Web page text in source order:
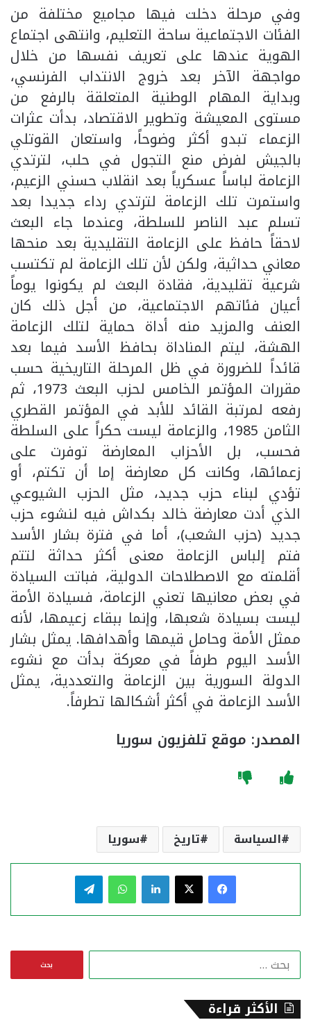
وفي مرحلة دخلت فيها مجاميع مختلفة من
الفئات الاجتماعية ساحة التعليم، وانتهى اجتماع
الهوية عندها على تعريف نفسها من خلال
مواجهة الآخر بعد خروج الانتداب الفرنسي،
وبداية المهام الوطنية المتعلقة بالرفع من
مستوى المعيشة وتطوير الاقتصاد، بدأت عثرات
الزعماء تبدو أكثر وضوحاً، واستعان القوتلي
بالجيش لفرض منع التجول في حلب، لترتدي
الزعامة لباساً عسكرياً بعد انقلاب حسني الزعيم،
واستمرت تلك الزعامة لترتدي رداء جديدا بعد
تسلم عبد الناصر للسلطة، وعندما جاء البعث
لاحقاً حافظ على الزعامة التقليدية بعد منحها
معاني حداثية، ولكن لأن تلك الزعامة لم تكتسب
شرعية تقليدية، فقادة البعث لم يكونوا يوماً
أعيان فئاتهم الاجتماعية، من أجل ذلك كان
العنف والمزيد منه أداة حماية لتلك الزعامة
الهشة، ليتم المناداة بحافظ الأسد فيما بعد
قائداً للضرورة في ظل المرحلة التاريخية حسب
مقررات المؤتمر الخامس لحزب البعث 1973، ثم
رفعه لمرتبة القائد للأبد في المؤتمر القطري
الثامن 1985، والزعامة ليست حكراً على السلطة
فحسب، بل الأحزاب المعارضة توفرت على
زعمائها، وكانت كل معارضة إما أن تكتم، أو
تؤدي لبناء حزب جديد، مثل الحزب الشيوعي
الذي أدت معارضة خالد بكداش فيه لنشوء حزب
جديد (حزب الشعب)، أما في فترة بشار الأسد
فتم إلباس الزعامة معنى أكثر حداثة لتتم
أقلمته مع الاصطلاحات الدولية، فباتت السيادة
في بعض معانيها تعني الزعامة، فسيادة الأمة
ليست بسيادة شعبها، وإنما ببقاء زعيمها، لأنه
ممثل الأمة وحامل قيمها وأهدافها. يمثل بشار
الأسد اليوم طرفاً في معركة بدأت مع نشوء
الدولة السورية بين الزعامة والتعددية، يمثل
الأسد الزعامة في أكثر أشكالها تطرفاً.
المصدر: موقع تلفزيون سوريا
السياسة تاريخ سوريا
فيسبوك لينكدإن واتساب
الأكثر قراءة